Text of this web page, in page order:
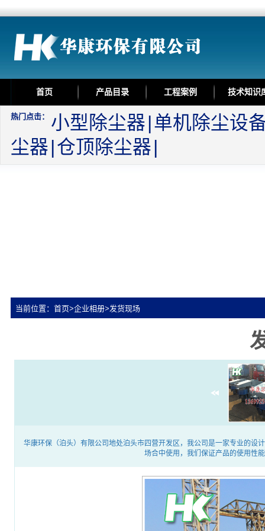
首页 产品目录 工程案例 技术知识
热门点击： 小型除尘器|单机除尘设
尘器|仓顶除尘器|
当前位置： 首页>企业相册>发货现场
华康环保（泊头）有限公司地处泊头市四营开发区，我公司是一家专业的设
场合中使用，我们保证产品的使用性